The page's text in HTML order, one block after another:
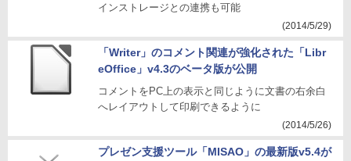
インストレージとの連携も可能
(2014/5/29)
「Writer」のコメント関連が強化された「Libr
eOffice」v4.3のベータ版が公開
コメントをPC上の表示と同じように文書の右余白
へレイアウトして印刷できるように
(2014/5/26)
プレゼン支援ツール「MISAO」の最新版v5.4が